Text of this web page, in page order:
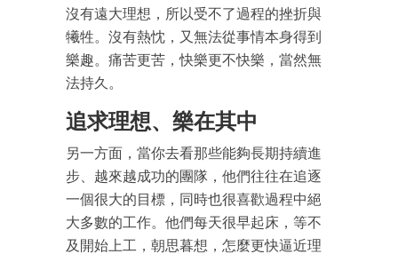
沒有遠大理想，所以受不了過程的挫折與
犧牲。沒有熱忱，又無法從事情本身得到
樂趣。痛苦更苦，快樂更不快樂，當然無
法持久。
追求理想、樂在其中
另一方面，當你去看那些能夠長期持續進
步、越來越成功的團隊，他們往往在追逐
一個很大的目標，同時也很喜歡過程中絕
大多數的工作。他們每天很早起床，等不
及開始上工，朝思暮想，怎麼更快逼近理